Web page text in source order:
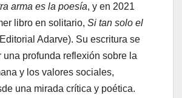
arma es la poesía, y en 2021
libro en solitario, Si tan solo el
Adarve). Su escritura se
una profunda reflexión sobre la
y los valores sociales,
una mirada crítica y poética.